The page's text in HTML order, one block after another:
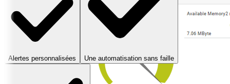
Alertes personnalisées Une automatisation sans faille